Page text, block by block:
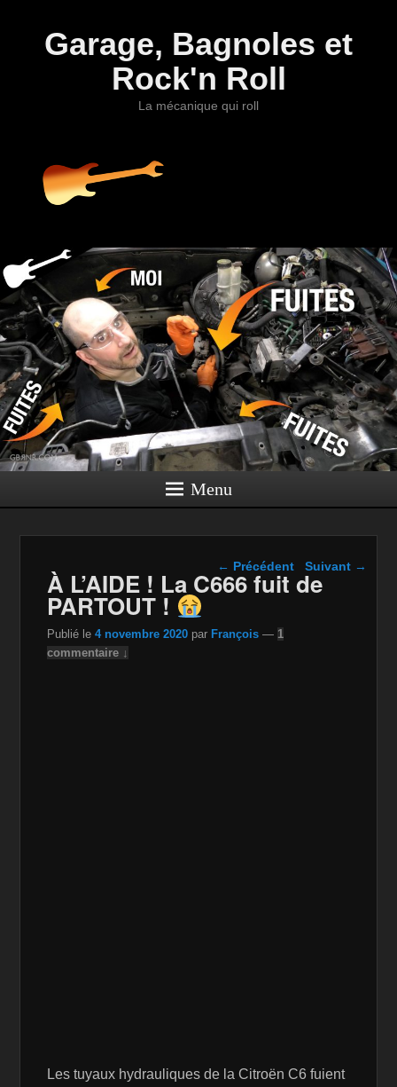
Garage, Bagnoles et
Rock'n Roll
La mécanique qui roll
Menu
Navigation dans les
articles
← Précédent Suivant →
À L’AIDE ! La C666 fuit de
PARTOUT !
Publié le4 novembre 2020 par François — 1
commentaire ↓
Les tuyaux hydrauliques de la Citroën C6 fuient